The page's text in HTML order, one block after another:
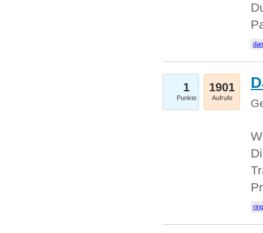
1
Punkte
1901
Aufrufe
ring